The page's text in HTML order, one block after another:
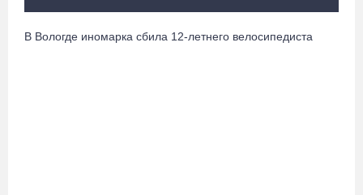
Евгения Преображенского
В Вологде иномарка сбила 12-летнего велосипедиста